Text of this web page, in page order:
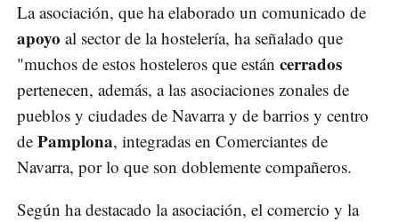
La asociación, que ha elaborado un comunicado de
apoyo al sector de la hostelería, ha señalado que
"muchos de estos hosteleros que están cerrados
pertenecen, además, a las asociaciones zonales de
pueblos y ciudades de Navarra y de barrios y centro
de Pamplona, integradas en Comerciantes de
Navarra, por lo que son doblemente compañeros.
Según ha destacado la asociación, el comercio y la